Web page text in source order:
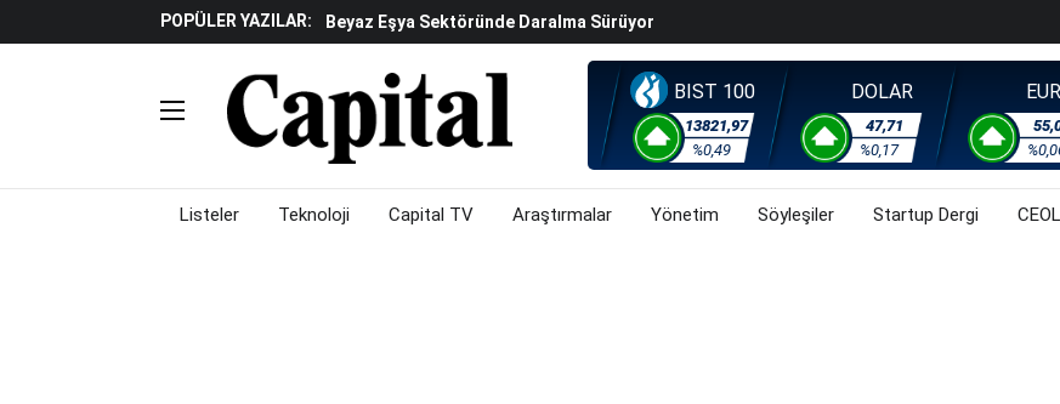
POPÜLER YAZILAR:
Beyaz Eşya Sektöründe Daralma Sürüyor
Döviz Ve Altın Güne Nasıl Başladı? (31 Temmuz 2026)
Küresel Piyasalarda Teknoloji Rallisi Risk Iştahını Artırdı
Piyasalarda Gün Ortası: Borsa, Döviz Ve Altında Son Durum Ne? (31 Temmuz 2026)
BIST 100
13821,97
%0,49
DOLAR
47,71
%0,17
Listeler Teknoloji Capital TV Araştırmalar Yönetim Söyleşiler Startup Dergi